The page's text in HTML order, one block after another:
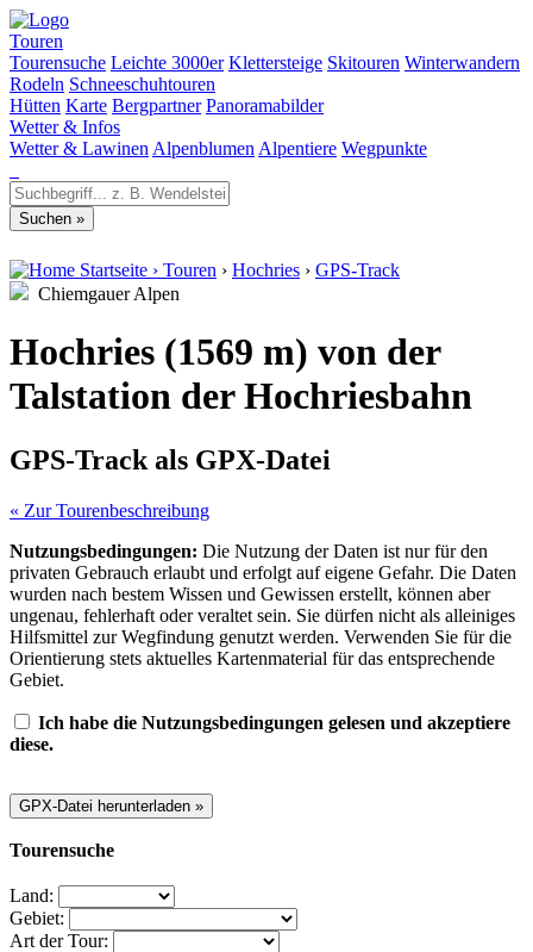
Touren
Tourensuche Leichte 3000er Klettersteige Skitouren Winterwandern
Rodeln Schneeschuhtouren
Hütten Karte Bergpartner Panoramabilder
Wetter & Infos
Wetter & Lawinen Alpenblumen Alpentiere Wegpunkte
Startseite › Touren › Hochries › GPS-Track
Chiemgauer Alpen
Hochries (1569 m) von der
Talstation der Hochriesbahn
GPS-Track als GPX-Datei
« Zur Tourenbeschreibung
Nutzungsbedingungen: Die Nutzung der Daten ist nur für den
privaten Gebrauch erlaubt und erfolgt auf eigene Gefahr. Die Daten
wurden nach bestem Wissen und Gewissen erstellt, können aber
ungenau, fehlerhaft oder veraltet sein. Sie dürfen nicht als alleiniges
Hilfsmittel zur Wegfindung genutzt werden. Verwenden Sie für die
Orientierung stets aktuelles Kartenmaterial für das entsprechende
Gebiet.
Ich habe die Nutzungsbedingungen gelesen und akzeptiere
diese.
Tourensuche
Land:
Gebiet:
Art der Tour: